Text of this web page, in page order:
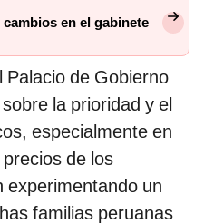
en el gabinete
de Gobierno
la prioridad y el
especialmente en
de los
experimentando un
familias peruanas